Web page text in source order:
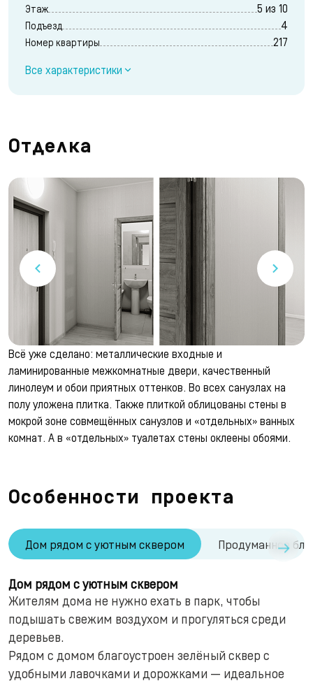
Этаж 5 из 10
Подъезд 4
Номер квартиры 217
Все характеристики
Отделка
Всё уже сделано: металлические входные и
ламинированные межкомнатные двери, качественный
линолеум и обои приятных оттенков. Во всех санузлах на
полу уложена плитка. Также плиткой облицованы стены в
мокрой зоне совмещённых санузлов и «отдельных» ванных
комнат. А в «отдельных» туалетах стены оклеены обоями.
Особенности проекта
Дом рядом с уютным сквером Продуманное→
Дом рядом с уютным сквером
Жителям дома не нужно ехать в парк, чтобы
подышать свежим воздухом и прогуляться среди
деревьев.
Рядом с домом благоустроен зелёный сквер с
удобными лавочками и дорожками — идеальное